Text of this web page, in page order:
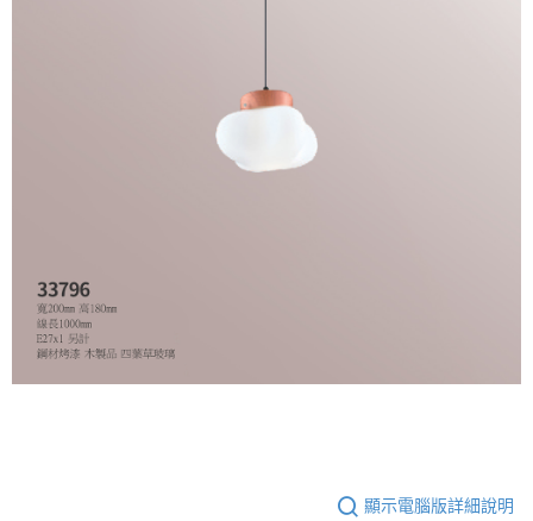
恩沛科技股份有限公司將有權停止該用戶之使用額度並採取法律行動。
顯示電腦版詳細說明